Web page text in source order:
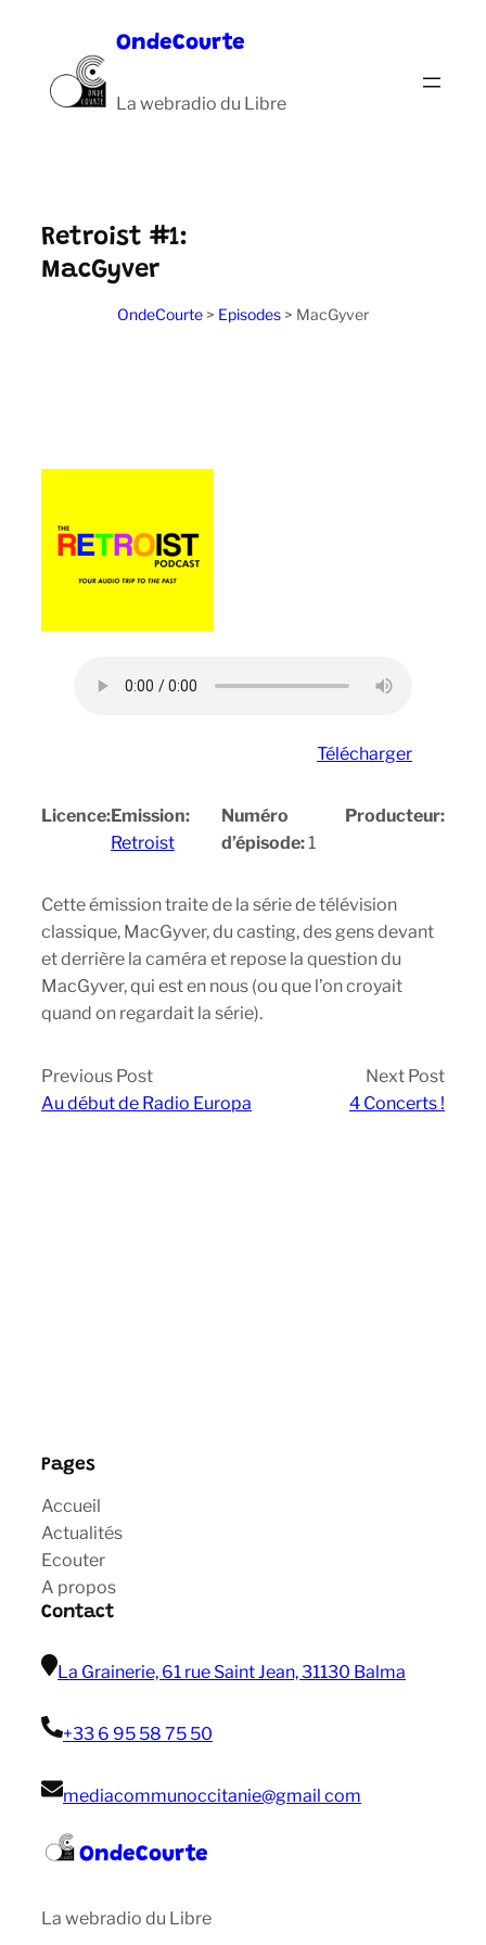
contenu
OndeCourte
La webradio du Libre
Retroist #1:
MacGyver
OndeCourte > Episodes > MacGyver
Télécharger
Licence:Emission:
Retroist
Numéro
d’épisode:1
Producteur:
Cette émission traite de la série de télévision
classique, MacGyver, du casting, des gens devant
et derrière la caméra et repose la question du
MacGyver, qui est en nous (ou que l’on croyait
quand on regardait la série).
Previous Post
Au début de Radio Europa
Next Post
4 Concerts !
Pages
Accueil
Actualités
Ecouter
A propos
Contact
La Grainerie, 61 rue Saint Jean, 31130 Balma
+33 6 95 58 75 50
mediacommunoccitanie@gmail com
OndeCourte
La webradio du Libre